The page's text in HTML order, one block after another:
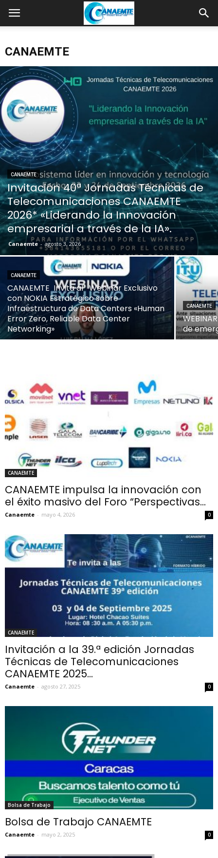
CANAEMTE
CANAEMTE
Invitación 40ª Jornadas Técnicas de
Telecomunicaciones CANAEMTE
2026* «Liderando la Innovación
empresarial a través de la IA».
Canaemte - agosto 3, 2026
CANAEMTE
CANAEMTE Invita al Webinar Exclusivo
con NOKIA Estratégico sobre
Infraestructura de Data Centers «Human
Error Zero, Reliable Data Center
Networking»
CANAEMTE
de
CANAEMTE
CANAEMTE impulsa la innovación con
el éxito masivo del Foro “Perspectivas...
Canaemte - mayo 4, 2026 0
CANAEMTE
Invitación a la 39.ª edición Jornadas
Técnicas de Telecomunicaciones
CANAEMTE 2025...
Canaemte - agosto 27, 2025 0
Bolsa de Trabajo
Bolsa de Trabajo CANAEMTE
Canaemte - mayo 2, 2025 0